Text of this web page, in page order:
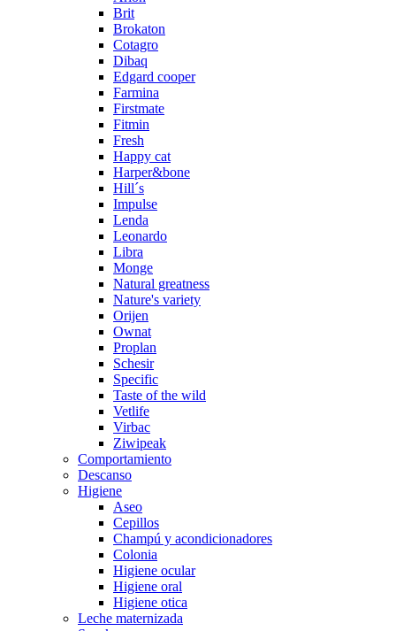
Brit
Brokaton
Cotagro
Dibaq
Edgard cooper
Farmina
Firstmate
Fitmin
Fresh
Happy cat
Harper&bone
Hill´s
Impulse
Lenda
Leonardo
Libra
Monge
Natural greatness
Nature's variety
Orijen
Ownat
Proplan
Schesir
Specific
Taste of the wild
Vetlife
Virbac
Ziwipeak
Comportamiento
Descanso
Higiene
Aseo
Cepillos
Champú y acondicionadores
Colonia
Higiene ocular
Higiene oral
Higiene otica
Leche maternizada